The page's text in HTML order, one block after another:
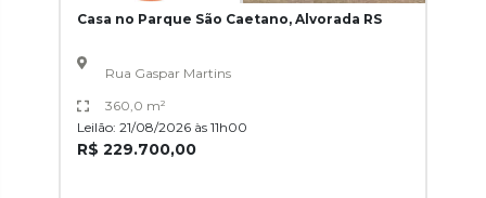
Casa no Parque São Caetano, Alvorada RS
Rua Gaspar Martins
360,0 m²
Leilão: 21/08/2026 às 11h00
R$ 229.700,00